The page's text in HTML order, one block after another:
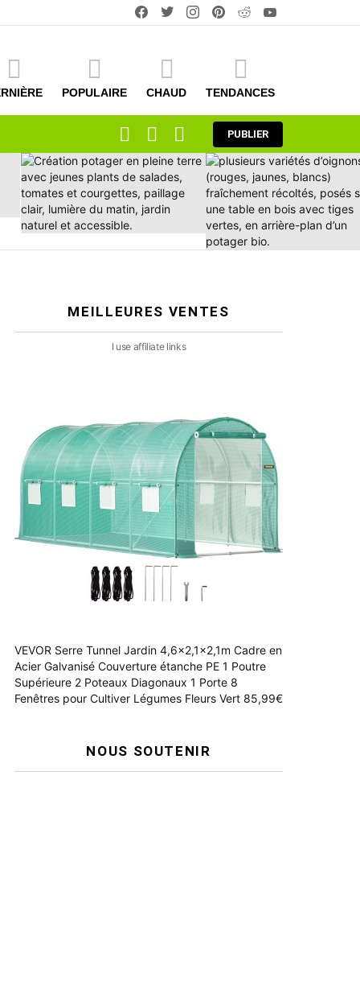
facebooktwitterinstagrampinterest
POPULAIRE CHAUD TENDANCES
COMMUTATEUR
LA
PEAU
RECHERCHECONNEXION
PUBLIER
MEILLEURES VENTES
I use affiliate links
VEVOR Serre Tunnel Jardin 4,6x2,1x2,1m Cadre en
Acier Galvanisé Couverture étanche PE 1 Poutre
Supérieure 2 Poteaux Diagonaux 1 Porte 8
Fenêtres pour Cultiver Légumes Fleurs Vert 85,99€
NOUS SOUTENIR